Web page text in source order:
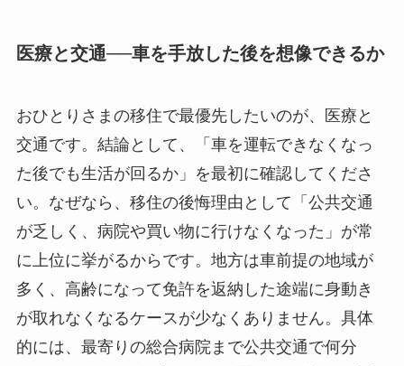
医療と交通──車を手放した後を想像できるか
おひとりさまの移住で最優先したいのが、医療と
交通です。結論として、「車を運転できなくなっ
た後でも生活が回るか」を最初に確認してくださ
い。なぜなら、移住の後悔理由として「公共交通
が乏しく、病院や買い物に行けなくなった」が常
に上位に挙がるからです。地方は車前提の地域が
多く、高齢になって免許を返納した途端に身動き
が取れなくなるケースが少なくありません。具体
的には、最寄りの総合病院まで公共交通で何分